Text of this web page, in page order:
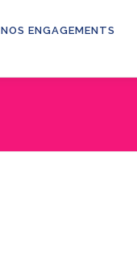
NOS ENGAGEMENTS